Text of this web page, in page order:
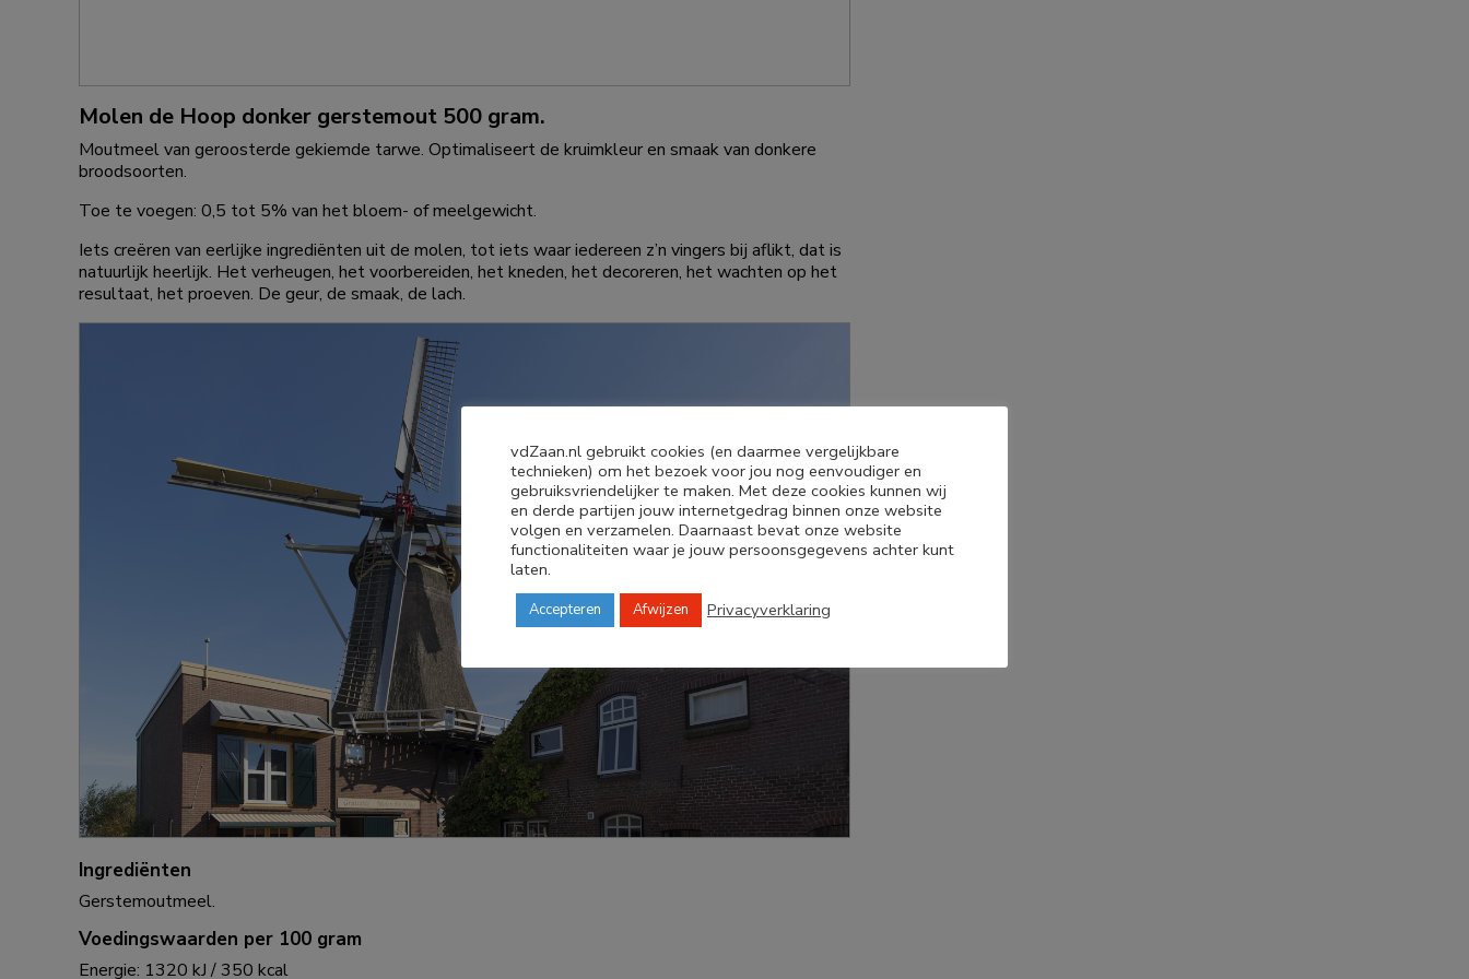
Molen de Hoop donker gerstemout 500 gram.
Moutmeel van geroosterde gekiemde tarwe. Optimaliseert de kruimkleur en smaak van donkere
broodsoorten.
Toe te voegen: 0,5 tot 5% van het bloem- of meelgewicht.
Iets creëren van eerlijke ingrediënten uit de molen, tot iets waar iedereen z’n vingers bij aflikt, dat is
natuurlijk heerlijk. Het verheugen, het voorbereiden, het kneden, het decoreren, het wachten op het
resultaat, het proeven. De geur, de smaak, de lach.
Ingrediënten
Gerstemoutmeel.
Voedingswaarden per 100 gram
Energie: 1320 kJ / 350 kcal
vdZaan.nl gebruikt cookies (en daarmee vergelijkbare
technieken) om het bezoek voor jou nog eenvoudiger en
gebruiksvriendelijker te maken. Met deze cookies kunnen wij
en derde partijen jouw internetgedrag binnen onze website
volgen en verzamelen. Daarnaast bevat onze website
functionaliteiten waar je jouw persoonsgegevens achter kunt
laten.
Accepteren Afwijzen Privacyverklaring